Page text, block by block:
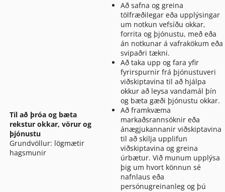
Til að þróa og bæta
rekstur okkar, vörur og
þjónustu
Grundvöllur: lögmætir
hagsmunir
Að safna og greina
tölfræðilegar eða upplýsingar
um notkun vefsíðu okkar,
forrita og þjónustu, með eða
án notkunar á vafrakökum eða
svipaðri tækni.
Að taka upp og fara yfir
fyrirspurnir frá þjónustuveri
viðskiptavina til að hjálpa
okkur að leysa vandamál þín
og bæta gæði þjónustu okkar.
Að framkvæma
markaðsrannsóknir eða
ánægjukannanir viðskiptavina
til að skilja upplifun
viðskiptavina og greina
úrbætur. Við munum upplýsa
þig um hvort könnun sé
nafnlaus eða
persónugreinanleg og þú